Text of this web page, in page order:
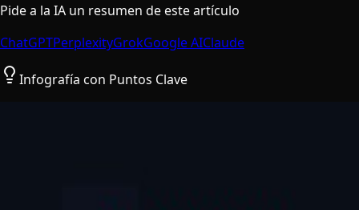
Pide a la IA un resumen de este artículo
ChatGPTPerplexityGrokGoogle AIClaude
Infografía con Puntos Clave